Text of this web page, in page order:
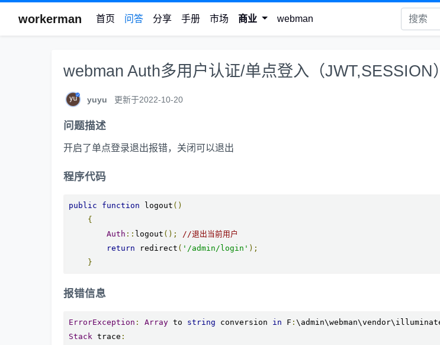
workerman 首页 问答 分享 手册 市场 商业 webman
webman Auth多用户认证/单点登入（JWT,SESSION
yuyu 更新于2022-10-20
问题描述
开启了单点登录退出报错，关闭可以退出
程序代码
public function logout ()
{
Auth :: logout ();
//退出当前用户
return redirect ( '/admin/login' );
}
报错信息
ErrorException : Array to string conversion in F :
Stack trace :